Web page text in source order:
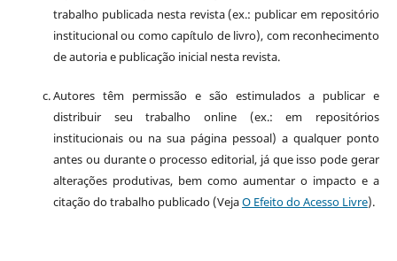
trabalho publicada nesta revista (ex.: publicar em repositório
institucional ou como capítulo de livro), com reconhecimento
de autoria e publicação inicial nesta revista.
Autores têm permissão e são estimulados a publicar e
distribuir seu trabalho online (ex.: em repositórios
institucionais ou na sua página pessoal) a qualquer ponto
antes ou durante o processo editorial, já que isso pode gerar
alterações produtivas, bem como aumentar o impacto e a
citação do trabalho publicado (VejaO Efeito do Acesso Livre).